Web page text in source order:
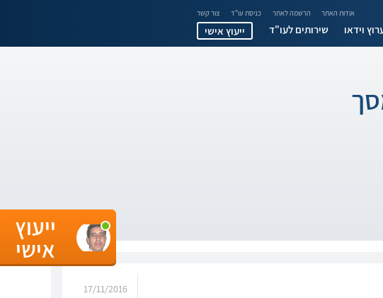
אודות האתר הרשמה לאתר כניסת עו"ד צור קשר
וידאו שירותים לעו"ד ייעוץ אישי
17/11/2016
ייעוץ
אישי